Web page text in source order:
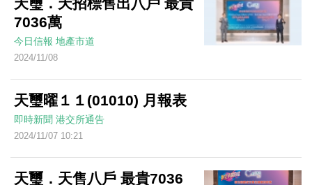
7036萬
今日信報 地產市道
2024/11/08
天璽曜１１(01010) 月報表
即時新聞 港交所通告
2024/11/07 10:21
天璽．天售八戶 最貴7036